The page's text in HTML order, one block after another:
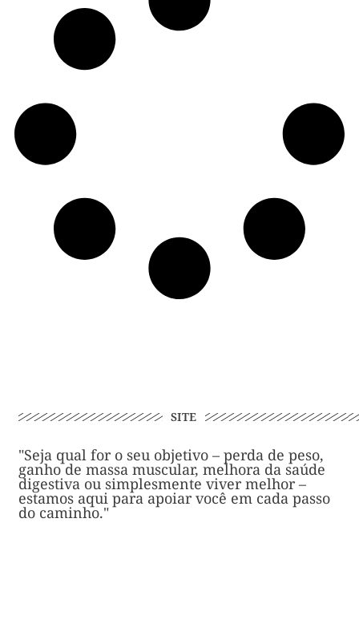
SITE
"Seja qual for o seu objetivo – perda de peso,
ganho de massa muscular, melhora da saúde
digestiva ou simplesmente viver melhor –
estamos aqui para apoiar você em cada passo
do caminho."